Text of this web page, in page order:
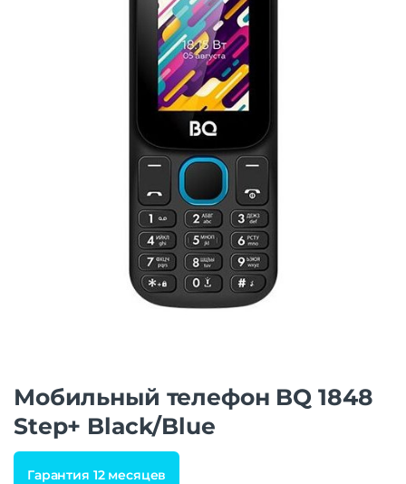
Мобильный телефон BQ 1848
Step+ Black/Blue
Гарантия 12 месяцев